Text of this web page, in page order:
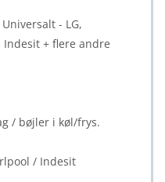
- LG,
Indesit + flere andre
/ bøjler i køl/frys.
/ Indesit